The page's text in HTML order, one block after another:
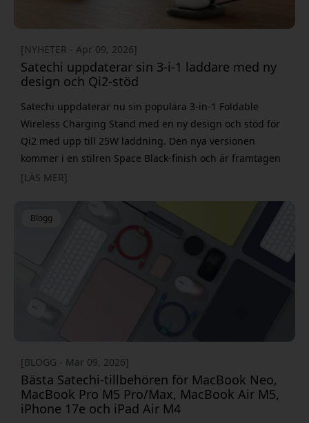
[NYHETER - Apr 09, 2026]
Satechi uppdaterar sin 3-i-1 laddare med ny
design och Qi2-stöd
Satechi uppdaterar nu sin populära 3-in-1 Foldable
Wireless Charging Stand med en ny design och stöd för
Qi2 med upp till 25W laddning. Den nya versionen
kommer i en stilren Space Black-finish och är framtagen
för att fungera lika bra hemma på skrivbordet som i
Laddaren gör det möjligt att ladda iPhone, Apple Watch
och hörlurar samtidigt, där den magnetiska Qi2-laddnin
[LÄS MER]
Blogg
[BLOGG - Mar 09, 2026]
Bästa Satechi-tillbehören för MacBook Neo,
MacBook Pro M5 Pro/Max, MacBook Air M5,
iPhone 17e och iPad Air M4